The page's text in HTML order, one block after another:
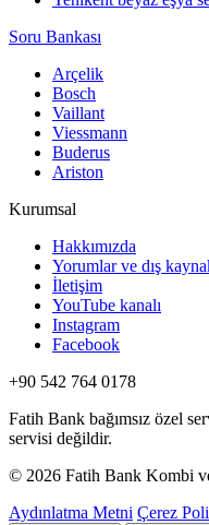
Soru Bankası
Arçelik
Bosch
Vaillant
Viessmann
Buderus
Ariston
Kurumsal
Hakkımızda
Yorumlar ve dış
İletişim
YouTube kanalı
Instagram
Facebook
+90 542 764 0178
Fatih Bank bağımsız özel
servisi değildir.
© 2026 Fatih Bank Kombi
Aydınlatma Metni Çerez